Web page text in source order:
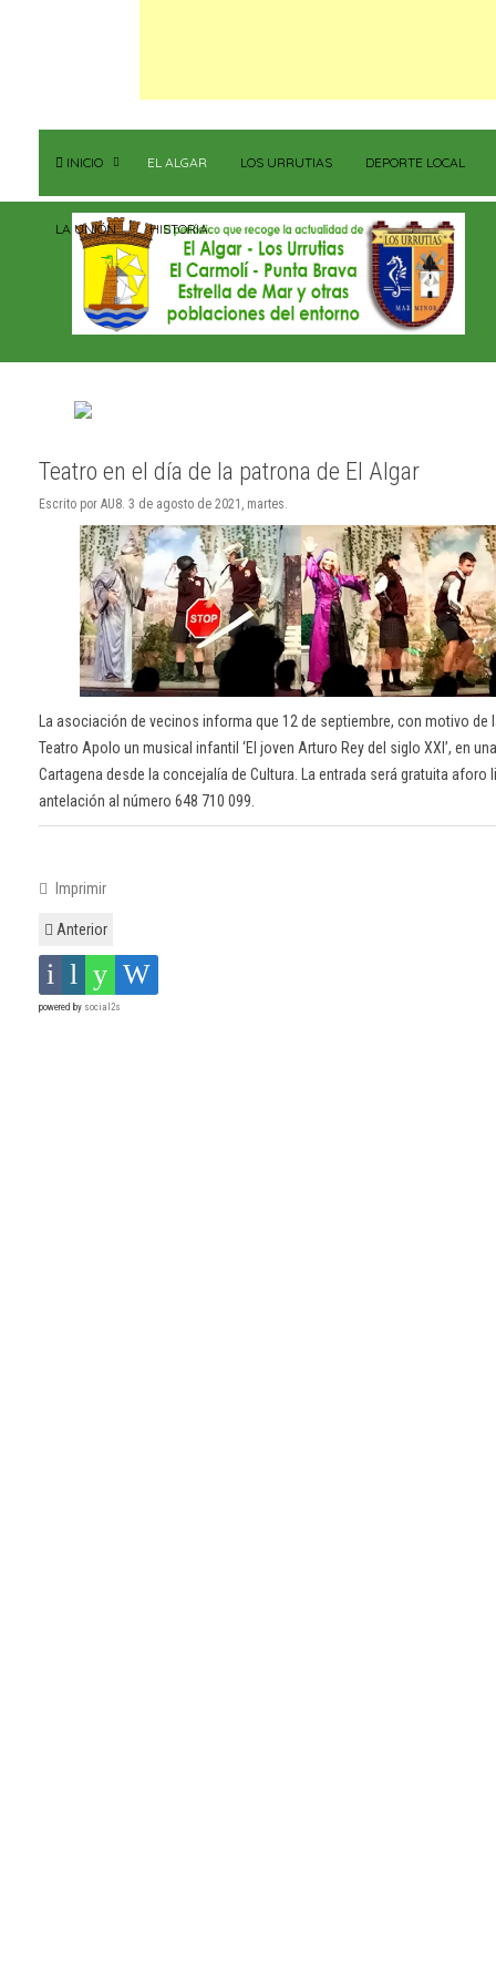
INICIO EL ALGAR LOS URRUTIAS DEPORTE LOCAL
LA UNIÓN HISTORIA
Teatro en el día de la patrona de El Algar
Escrito por AU8. 3 de agosto de 2021, martes.
La asociación de vecinos informa que 12 de septiembre, con motivo de
Teatro Apolo un musical infantil ‘El joven Arturo Rey del siglo XXI’, en
Cartagena desde la concejalía de Cultura. La entrada será gratuita aforo
antelación al número 648 710 099.
Imprimir
Anterior
powered by social2s